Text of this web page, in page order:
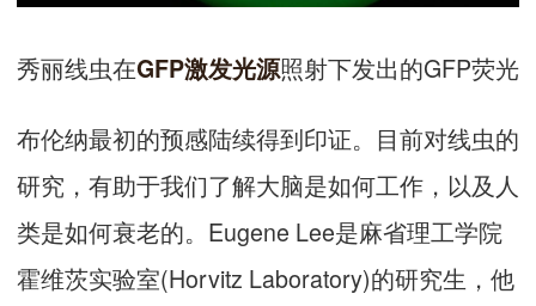
秀丽线虫在GFP激发光源照射下发出的GFP荧光
布伦纳最初的预感陆续得到印证。目前对线虫的
研究，有助于我们了解大脑是如何工作，以及人
类是如何衰老的。Eugene Lee是麻省理工学院
霍维茨实验室(Horvitz Laboratory)的研究生，他